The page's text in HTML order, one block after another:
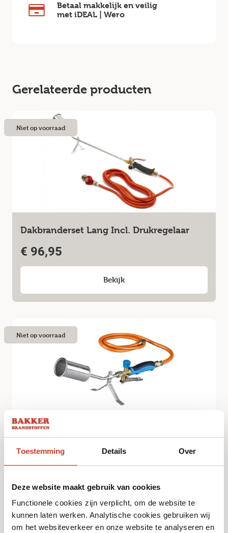
Toestemming Details Over
Deze website maakt gebruik van cookies
Functionele cookies zijn verplicht, om de website te
kunnen laten werken. Analytische cookies gebruiken wij
om het websiteverkeer en onze website te analyseren en
Betaal makkelijk en veilig
met iDEAL | Wero
Gerelateerde producten
Dakbranderset Lang Incl. Drukregelaar
€ 96,95
Bekijk
Niet op voorraad
Dakbranderset Kort incl. terugslagventiel
€59,95
Bekijk
Niet op voorraad